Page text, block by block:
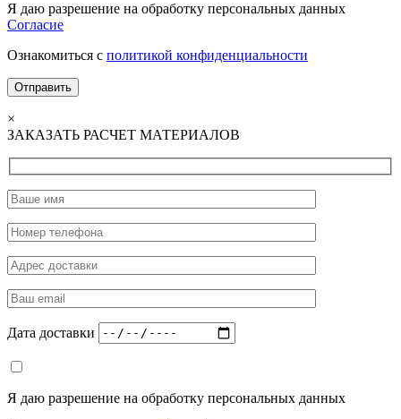
Я даю разрешение на обработку персональных данных
Согласие
Ознакомиться с политикой конфиденциальности
×
ЗАКАЗАТЬ РАСЧЕТ МАТЕРИАЛОВ
Дата доставки
Я даю разрешение на обработку персональных данных